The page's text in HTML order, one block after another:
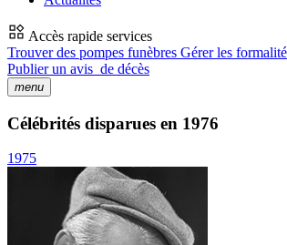
Accès rapide services
Trouver des pompes funèbres Gérer les
Publier un avis de décès
menu
Célébrités disparues en 1976
1975